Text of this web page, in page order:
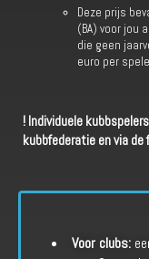
Deze prijs
(BA) voor jou
die geen
euro per
! Individuele
kubbfederatie en via
Voor clubs: